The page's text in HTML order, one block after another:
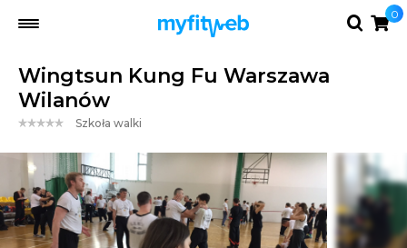
0
Wingtsun Kung Fu Warszawa
Wilanów
Szkoła walki